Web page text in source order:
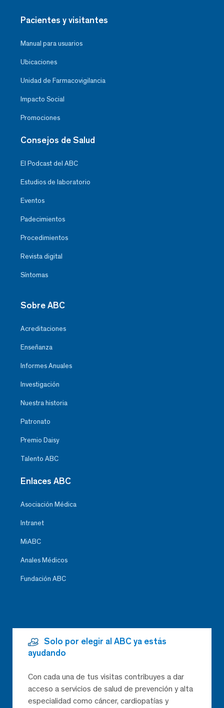
Pacientes y visitantes
Manual para usuarios
Ubicaciones
Unidad de Farmacovigilancia
Impacto Social
Promociones
Consejos de Salud
El Podcast del ABC
Estudios de laboratorio
Eventos
Padecimientos
Procedimientos
Revista digital
Síntomas
Sobre ABC
Acreditaciones
Enseñanza
Informes Anuales
Investigación
Nuestra historia
Patronato
Premio Daisy
Talento ABC
Enlaces ABC
Asociación Médica
Intranet
MiABC
Anales Médicos
Fundación ABC
Solo por elegir al ABC ya estás
ayudando
Con cada una de tus visitas contribuyes a dar
acceso a servicios de salud de prevención y alta
especialidad como cáncer, cardiopatías y